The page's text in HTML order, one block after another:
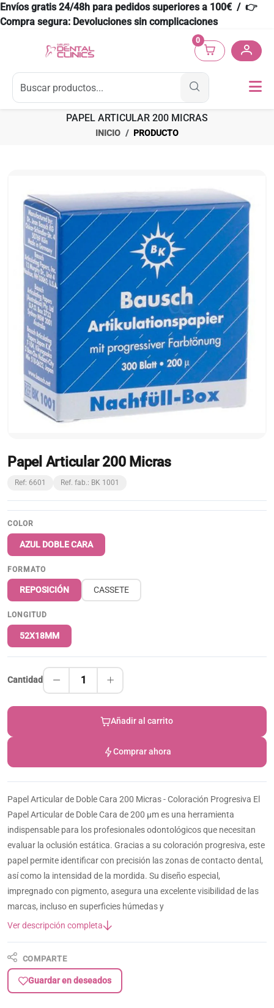
Envíos gratis 24/48h para pedidos superiores a 100€ / 👉
Compra segura: Devoluciones sin complicaciones
0
PAPEL ARTICULAR 200 MICRAS
INICIO PRODUCTO
Papel Articular 200 Micras
Ref: 6601 Ref. fab.: BK 1001
COLOR
AZUL DOBLE CARA
FORMATO
REPOSICIÓN CASSETE
LONGITUD
52X18MM
Cantidad 1
Añadir al carrito
Comprar ahora
Papel Articular de Doble Cara 200 Micras - Coloración Progresiva El
Papel Articular de Doble Cara de 200 µm es una herramienta
indispensable para los profesionales odontológicos que necesitan
evaluar la oclusión estática. Gracias a su coloración progresiva, este
papel permite identificar con precisión las zonas de contacto dental,
así como la intensidad de la mordida. Su diseño especial,
impregnado con pigmento, asegura una excelente visibilidad de las
marcas, incluso en superficies húmedas y
Ver descripción completa
COMPARTE
Guardar en deseados